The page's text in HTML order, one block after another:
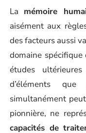
La mémoire
aisément aux
des facteurs aussi
domaine spécifique
études
d’éléments
simultanément
pionnière, ne
capacités de